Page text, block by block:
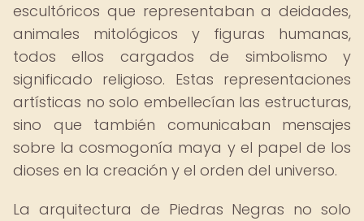
escultóricos que representaban a deidades,
animales mitológicos y figuras humanas,
todos ellos cargados de simbolismo y
significado religioso. Estas representaciones
artísticas no solo embellecían las estructuras,
sino que también comunicaban mensajes
sobre la cosmogonía maya y el papel de los
dioses en la creación y el orden del universo.
La arquitectura de Piedras Negras no solo